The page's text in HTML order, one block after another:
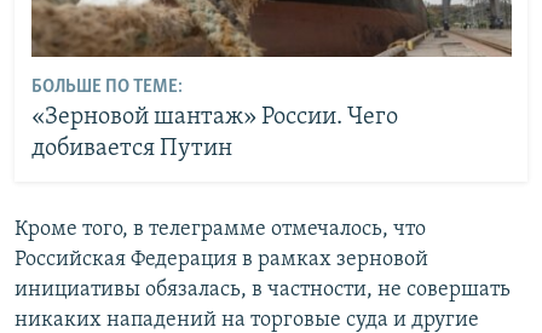
БОЛЬШЕ ПО ТЕМЕ:
«Зерновой шантаж» России. Чего
добивается Путин
Кроме того, в телеграмме отмечалось, что
Российская Федерация в рамках зерновой
инициативы обязалась, в частности, не совершать
никаких нападений на торговые суда и другие